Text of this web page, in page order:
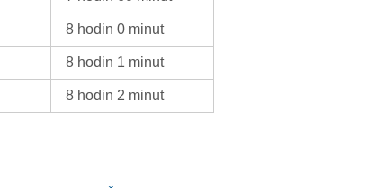
8 hodin 0 minut
8 hodin 1 minut
8 hodin 2 minut